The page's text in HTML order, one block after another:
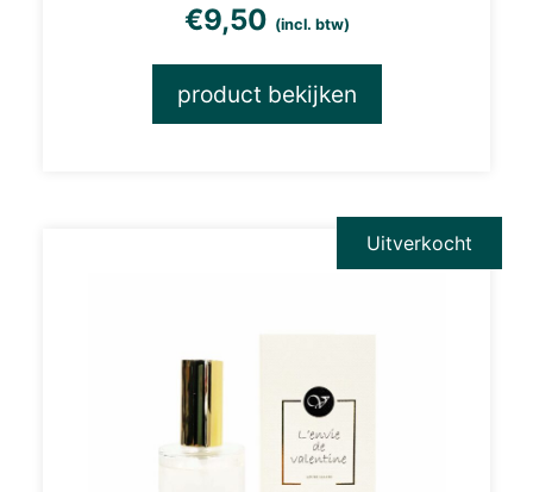
€9,50 (incl. btw)
product bekijken
Uitverkocht